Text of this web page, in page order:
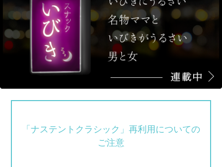
「ナステントクラシック」再利用についての
ご注意